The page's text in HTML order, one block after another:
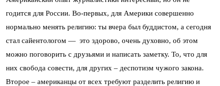
годится для России. Во-первых, для Америки совершенно
нормально менять религию: ты вчера был буддистом, а сегодня
стал сайентологом — это здорово, очень духовно, об этом
можно поговорить с друзьями и написать заметку. То, что для
них свобода совести, для других – деспотизм чужого закона.
Второе – американцы от всех требуют разделить религию и